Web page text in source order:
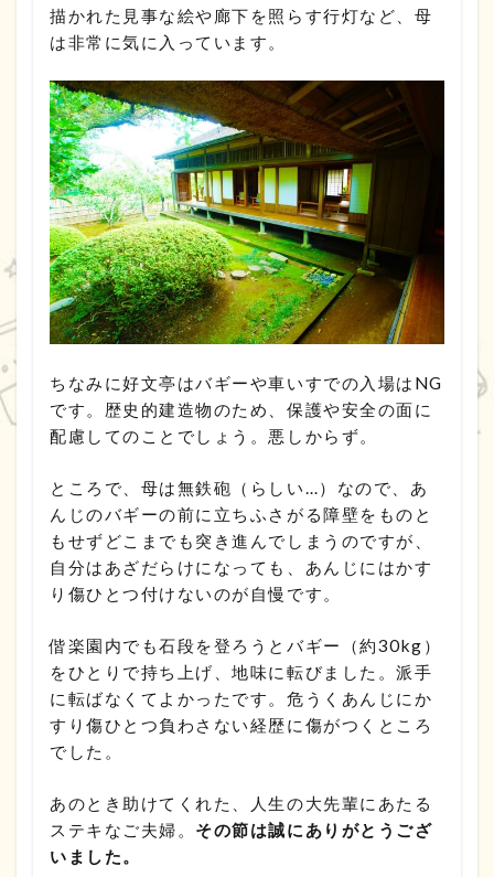
描かれた見事な絵や廊下を照らす行灯など、母
は非常に気に入っています。
ちなみに好文亭はバギーや車いすでの入場はNG
です。歴史的建造物のため、保護や安全の面に
配慮してのことでしょう。悪しからず。
ところで、母は無鉄砲（らしい…）なので、あ
んじのバギーの前に立ちふさがる障壁をものと
もせずどこまでも突き進んでしまうのですが、
自分はあざだらけになっても、あんじにはかす
り傷ひとつ付けないのが自慢です。
偕楽園内でも石段を登ろうとバギー（約30kg）
をひとりで持ち上げ、地味に転びました。派手
に転ばなくてよかったです。危うくあんじにか
すり傷ひとつ負わさない経歴に傷がつくところ
でした。
あのとき助けてくれた、人生の大先輩にあたる
ステキなご夫婦。 その節は誠にありがとうござ
いました。